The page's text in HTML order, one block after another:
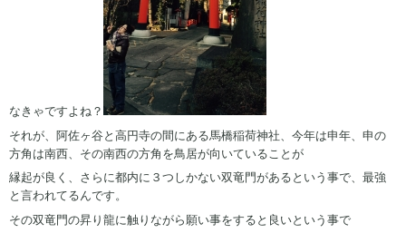
なきゃですよね？
それが、阿佐ヶ谷と高円寺の間にある馬橋稲荷神社、今年は申年、申の
方角は南西、その南西の方角を鳥居が向いていることが
縁起が良く、さらに都内に３つしかない双竜門があるという事で、最強
と言われてるんです。
その双竜門の昇り龍に触りながら願い事をすると良いという事で